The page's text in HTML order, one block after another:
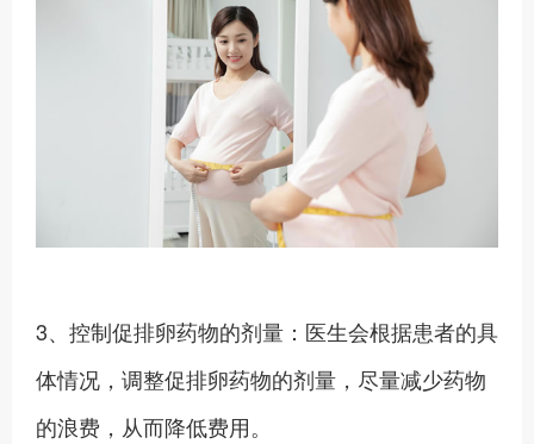
3、控制促排卵药物的剂量：医生会根据患者的具
体情况，调整促排卵药物的剂量，尽量减少药物
的浪费，从而降低费用。